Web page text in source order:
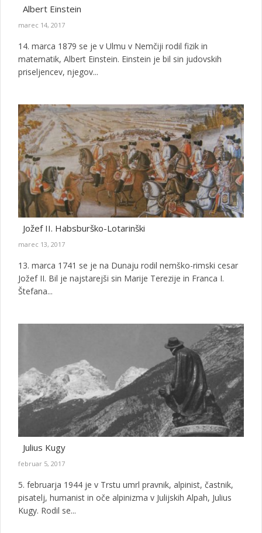
Albert Einstein
marec 14, 2017
14. marca 1879 se je v Ulmu v Nemčiji rodil fizik in
matematik, Albert Einstein. Einstein je bil sin judovskih
priseljencev, njegov...
Jožef II. Habsburško-Lotarinški
marec 13, 2017
13. marca 1741 se je na Dunaju rodil nemško-rimski cesar
Jožef II. Bil je najstarejši sin Marije Terezije in Franca I.
Štefana...
Julius Kugy
februar 5, 2017
5. februarja 1944 je v Trstu umrl pravnik, alpinist, častnik,
pisatelj, humanist in oče alpinizma v Julijskih Alpah, Julius
Kugy. Rodil se...